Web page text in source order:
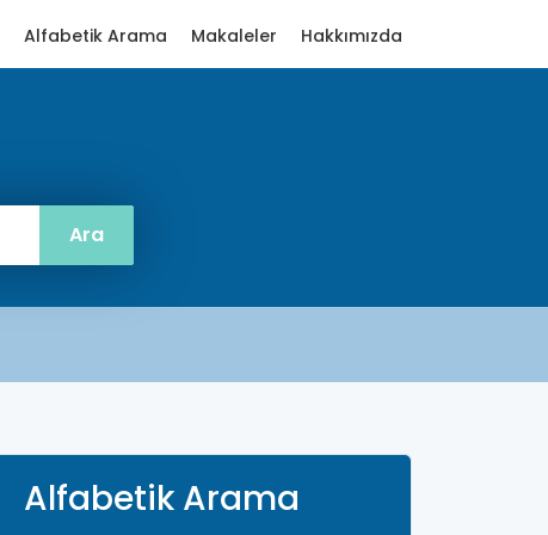
Alfabetik Arama Makaleler Hakkımızda
Alfabetik Arama